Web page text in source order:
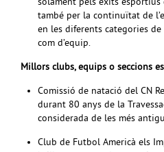
solament pels èxits esportius
també per la continuïtat de
en les diferents categories
com d’equip.
Millors clubs, equips o seccions
Comissió de natació del CN
durant 80 anys de la
considerada de les més
Club de Futbol Americà els